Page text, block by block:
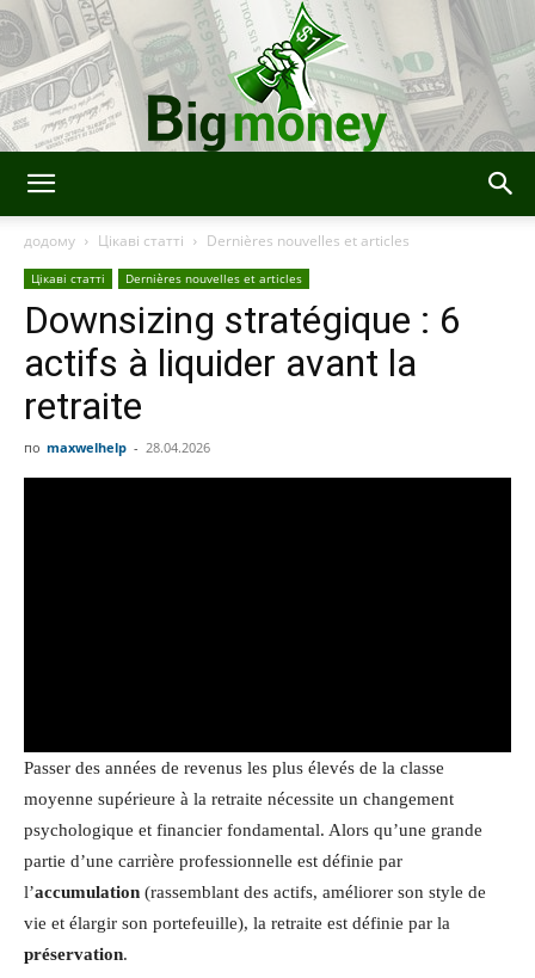
додому Цікаві статті Dernières nouvelles et articles
Цікаві статті Dernières nouvelles et articles
Downsizing stratégique : 6
actifs à liquider avant la
retraite
по maxwelhelp - 28.04.2026
Passer des années de revenus les plus élevés de la classe
moyenne supérieure à la retraite nécessite un changement
psychologique et financier fondamental. Alors qu’une grande
partie d’une carrière professionnelle est définie par
l’accumulation (rassemblant des actifs, améliorer son style de
vie et élargir son portefeuille), la retraite est définie par la
préservation.